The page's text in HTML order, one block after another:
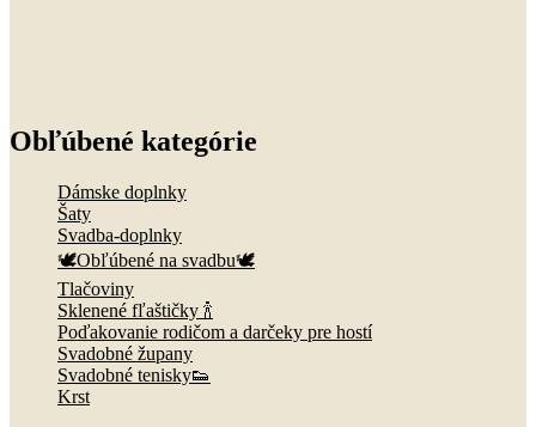
Obľúbené kategórie
Dámske doplnky
Šaty
Svadba-doplnky
🕊️Obľúbené na svadbu🕊️
Tlačoviny
Sklenené fľaštičky 🍾
Poďakovanie rodičom a darčeky pre hostí
Svadobné župany
Svadobné tenisky👟
Krst